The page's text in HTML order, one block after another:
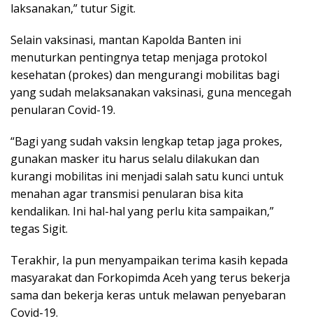
laksanakan,” tutur Sigit.
Selain vaksinasi, mantan Kapolda Banten ini
menuturkan pentingnya tetap menjaga protokol
kesehatan (prokes) dan mengurangi mobilitas bagi
yang sudah melaksanakan vaksinasi, guna mencegah
penularan Covid-19.
“Bagi yang sudah vaksin lengkap tetap jaga prokes,
gunakan masker itu harus selalu dilakukan dan
kurangi mobilitas ini menjadi salah satu kunci untuk
menahan agar transmisi penularan bisa kita
kendalikan. Ini hal-hal yang perlu kita sampaikan,”
tegas Sigit.
Terakhir, Ia pun menyampaikan terima kasih kepada
masyarakat dan Forkopimda Aceh yang terus bekerja
sama dan bekerja keras untuk melawan penyebaran
Covid-19.